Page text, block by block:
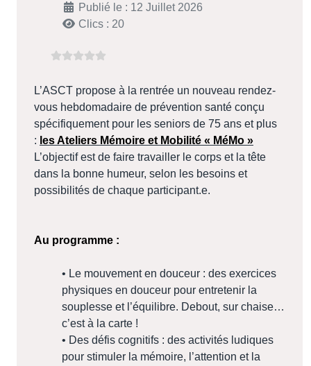
Publié le : 12 Juillet 2026
Clics : 20
L’ASCT propose à la rentrée un nouveau rendez-
vous hebdomadaire de prévention santé conçu
spécifiquement pour les seniors de 75 ans et plus
: les Ateliers Mémoire et Mobilité « MéMo »
L’objectif est de faire travailler le corps et la tête
dans la bonne humeur, selon les besoins et
possibilités de chaque participant.e.
Au programme :
• Le mouvement en douceur : des exercices
physiques en douceur pour entretenir la
souplesse et l’équilibre. Debout, sur chaise…
c’est à la carte !
• Des défis cognitifs : des activités ludiques
pour stimuler la mémoire, l’attention et la